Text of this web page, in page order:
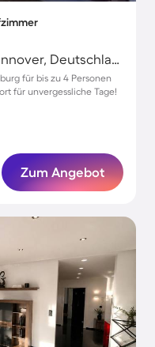
Langenhagen, Region Hannover, Deutschland
für bis zu 4 Personen
für unvergessliche Tage!
Zum Angebot